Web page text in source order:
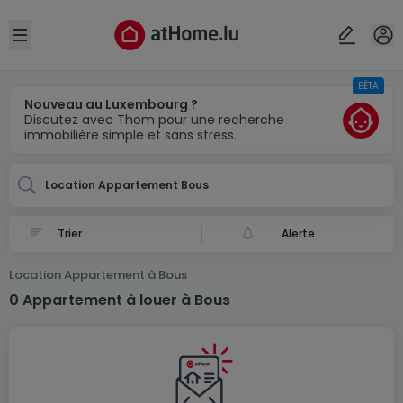
Open sidebar
Nouveau au Luxembourg ?
Discutez avec Thom pour une recherche
immobilière simple et sans stress.
BÊTA
Location Appartement Bous
Alerte
Location Appartement à Bous
0 Appartement à louer à Bous
Localité(s)
Annuler OK